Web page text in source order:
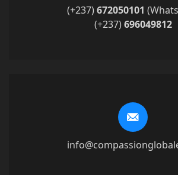
(+237) 672050101
(+237) 696049812